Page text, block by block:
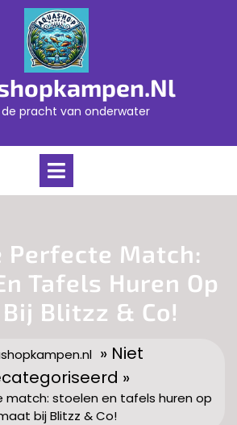
pracht van onderwater
Open
Perfecte Match:
Tafels Huren Op
Blitzz & Co!
» Niet
»
match: stoelen en tafels huren op
bij Blitzz & Co!